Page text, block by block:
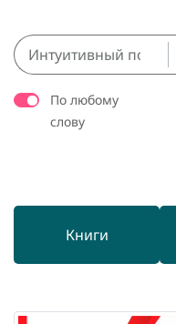
По любому
слову
Книги